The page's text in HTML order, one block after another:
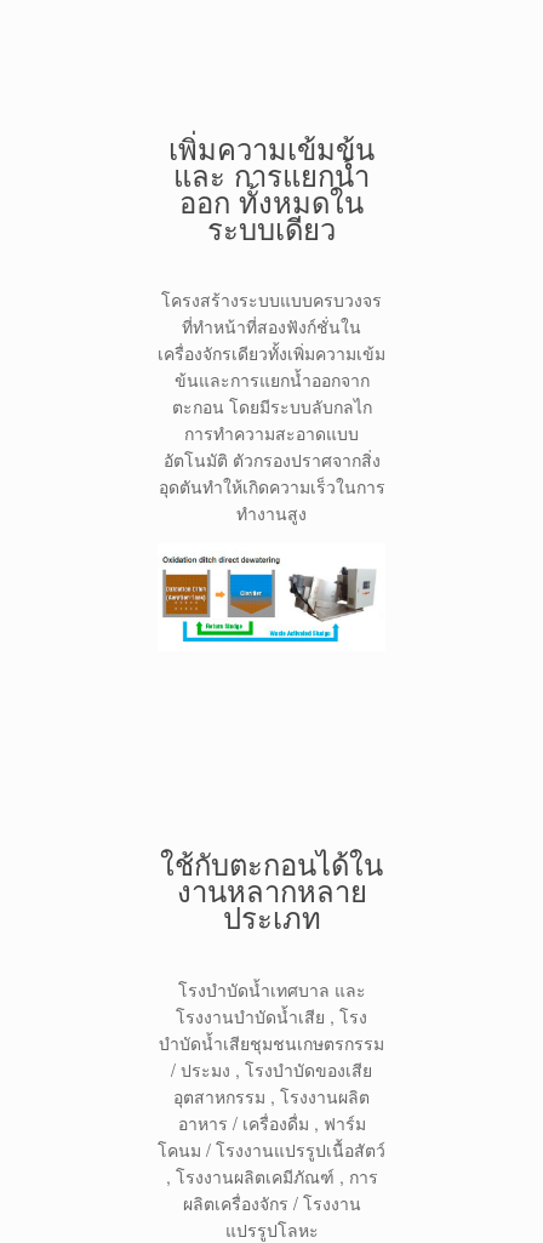
เพิ่มความเข้มข้น
และ การแยกน้ำ
ออก ทั้งหมดใน
ระบบเดียว
โครงสร้างระบบแบบครบวงจร
ที่ทำหน้าที่สองฟังก์ชั่นใน
เครื่องจักรเดียวทั้งเพิ่มความเข้ม
ข้นและการแยกน้ำออกจาก
ตะกอน โดยมีระบบลับกลไก
การทำความสะอาดแบบ
อัตโนมัติ ตัวกรองปราศจากสิ่ง
อุดตันทำให้เกิดความเร็วในการ
ทำงานสูง
ใช้กับตะกอนได้ใน
งานหลากหลาย
ประเภท
โรงบำบัดน้ำเทศบาล และ
โรงงานบำบัดน้ำเสีย , โรง
บำบัดน้ำเสียชุมชนเกษตรกรรม
/ ประมง , โรงบำบัดของเสีย
อุตสาหกรรม , โรงงานผลิต
อาหาร / เครื่องดื่ม , ฟาร์ม
โคนม / โรงงานแปรรูปเนื้อสัตว์
, โรงงานผลิตเคมีภัณฑ์ , การ
ผลิตเครื่องจักร / โรงงาน
แปรรูปโลหะ